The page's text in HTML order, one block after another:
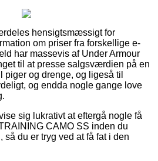
hensigtsmæssigt for
om priser fra forskellige e-
har massevis af Under Armour
til at presse salgsværdien på en
og drenge, og ligeså til
og endda nogle gange love
sig lukrativt at eftergå nogle få
CAMO SS inden du
du er tryg ved at få fat i den